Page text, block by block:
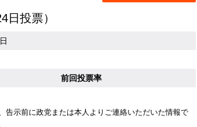
日投票）
前回投票率
告示前に政党または本人よりご連絡いただいた情報で